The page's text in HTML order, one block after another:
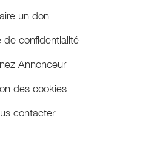
un don
de confidentialité
Annonceur
des cookies
contacter